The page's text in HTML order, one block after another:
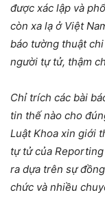
được xác lập và
còn xa lạ ở Việt
báo tường thuật
người tự tử, thậm
Chỉ trích các bài
tin thế nào cho
Luật Khoa xin giới
tự tử của
ra dựa trên sự
chức và nhiều